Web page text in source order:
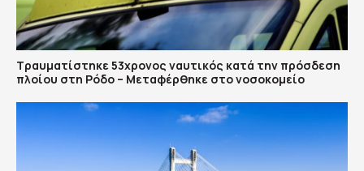
Τραυματίστηκε 53χρονος ναυτικός κατά την πρόσδεση
πλοίου στη Ρόδο – Μεταφέρθηκε στο νοσοκομείο